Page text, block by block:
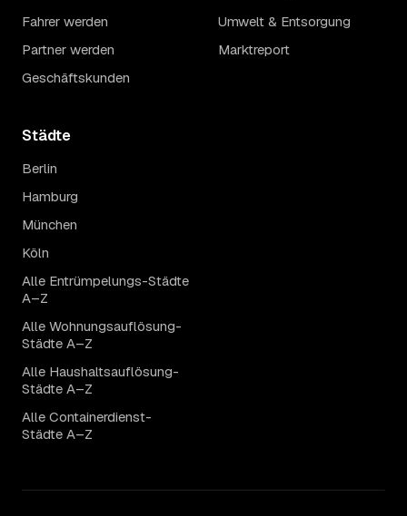
Fahrer werden
Partner werden
Geschäftskunden
Umwelt & Entsorgung
Marktreport
Städte
Berlin
Hamburg
München
Köln
Alle Entrümpelungs-Städte
A–Z
Alle Wohnungsauflösung-
Städte A–Z
Alle Haushaltsauflösung-
Städte A–Z
Alle Containerdienst-
Städte A–Z